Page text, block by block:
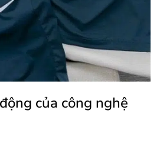
của công nghệ